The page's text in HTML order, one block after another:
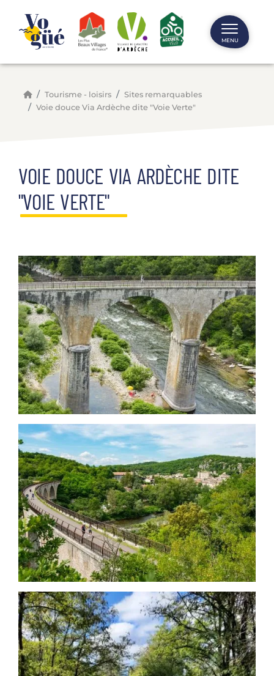
MENU
Tourisme - loisirs
Sites remarquables
Voie douce Via Ardèche dite "Voie Verte"
VOIE DOUCE VIA ARDÈCHE DITE
"VOIE VERTE"